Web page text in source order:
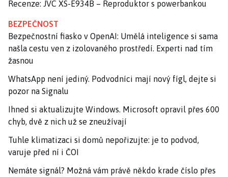
Recenze: JVC XS-E934B – Reproduktor s powerbankou
BEZPEČNOST
Bezpečnostní fiasko v OpenAI: Umělá inteligence si sama
našla cestu ven z izolovaného prostředí. Experti nad tím
žasnou
WhatsApp není jediný. Podvodníci mají nový fígl, dejte si
pozor na Signalu
Ihned si aktualizujte Windows. Microsoft opravil přes 600
chyb, dvě z nich už se zneužívají
Tuhle klimatizaci si domů nepořizujte: je to podvod,
varuje před ní i ČOI
Nemáte signál? Možná vám právě někdo krade číslo přes